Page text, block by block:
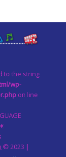
to the string
wp-
on line
© 2023 |